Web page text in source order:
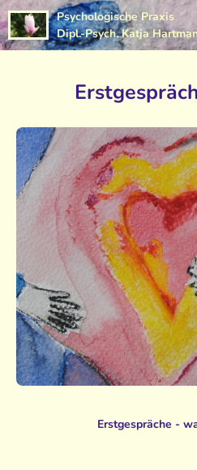
Psychologische Praxis
Dipl.-Psych. Katja
Erstgespräche -